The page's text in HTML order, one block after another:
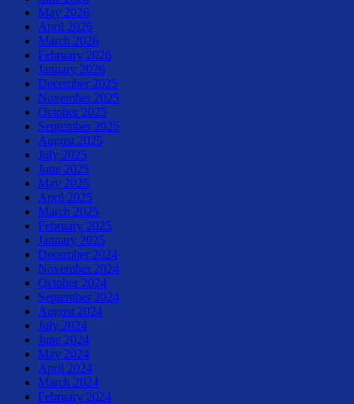
May 2026
April 2026
March 2026
February 2026
January 2026
December 2025
November 2025
October 2025
September 2025
August 2025
July 2025
June 2025
May 2025
April 2025
March 2025
February 2025
January 2025
December 2024
November 2024
October 2024
September 2024
August 2024
July 2024
June 2024
May 2024
April 2024
March 2024
February 2024